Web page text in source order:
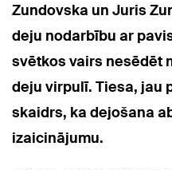
Zundovska un Juris
deju nodarbību ar
svētkos vairs nesēdēt
deju virpulī. Tiesa, jau
skaidrs, ka dejošana
izaicinājumu.